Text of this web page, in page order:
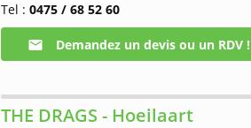
Tel :0475 / 68 52 60
Demandez un devis ou un RDV !
THE DRAGS - Hoeilaart